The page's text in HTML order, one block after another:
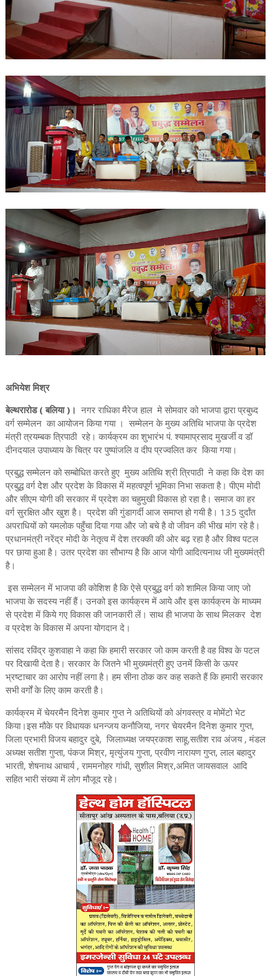
अभियेश मिश्र
बेल्थरारोड ( बलिया )। नगर राधिका मैरेज हाल मे सोमवार को भाजपा द्वारा प्रबुध्द
वर्ग सम्मेलन का आयोजन किया गया । सम्मेलन के मुख्य अतिथि भाजपा के प्रदेश
मंत्री त्रयम्बक त्रिपाठी रहे। कार्यक्रम का शुभारंभ पं. श्यामाप्रसाद मुखर्जी व डॉ
दीनदयाल उपाध्याय के चित्र पर पुष्पांजलि व दीप प्रज्वलित कर किया गया।
प्रबुद्ध सम्मेलन को सम्बोधित करते हुए मुख्य अतिथि श्री त्रिपाठी ने कहा कि देश का
प्रबुद्ध वर्ग देेश और प्रदेश के विकास में महत्वपूर्ण भूमिका निभा सकता है। पीएम मोदी
और सीएम योगी की सरकार में प्रदेश का चहुमुखी विकास हो रहा है। समाज का हर
वर्ग सुरक्षित और खुश है। प्रदेश की गुंडागर्दी आज समाप्त हो गयी है। 135 दुर्दांत
अपराधियों को यमलोक पहुँचा दिया गया और जो बचे है वो जीवन की भीख मांग रहे है।
प्रधानमंत्री नरेंद्र मोदी के नेतृत्व में देश तरक्की की ओर बढ़ रहा है और विश्व पटल
पर छाया हुआ है। उतर प्रदेश का सौभाग्य है कि आज योगी आदित्यनाथ जी मुख्यमंत्री
है।
इस सम्मेलन में भाजपा की कोशिश है कि ऐसे प्रबुद्ध वर्ग को शामिल किया जाए जो
भाजपा के सदस्य नहीं हैं। उनको इस कार्यक्रम में आये और इस कार्यक्रम के माध्यम
से प्रदेश में किये गए विकास की जानकारी लें। साथ ही भाजपा के साथ मिलकर देश
व प्रदेश के विकास में अपना योगदान दे।
सांसद रविंद्र कुशवाहा ने कहा कि हमारी सरकार जो काम करती है वह विश्व के पटल
पर दिखायी देता है। सरकार के जितने भी मुख्यमंत्री हुए उनमें किसी के ऊपर
भ्रष्टाचार का आरोप नहीं लगा है। हम सीना ठोक कर कह सकते हैं कि हमारी सरकार
सभी वर्गों के लिए काम करती है।
कार्यक्रम में चेयरमैन दिनेश कुमार गुप्त ने अतिथियों को अंगवस्त्र व मोमेंटो भेट
किया।इस मौके पर विधायक धनन्जय कनौजिया, नगर चेयरमैन दिनेश कुमार गुप्त,
जिला प्रभारी विजय बहादुर दुबे, जिलाध्यक्ष जयप्रकाश साहू,सतीश राव अंजय , मंडल
अध्यक्ष सतीश गुप्ता, पंकज मिश्र, मृत्युंजय गुप्ता, प्रवीण नारायण गुप्त, लाल बहादुर
भारती, शेषनाथ आचार्य , राममनोहर गांधी, सुशील मिश्र,अमित जायसवाल आदि
सहित भारी संख्या में लोग मौजूद रहे।